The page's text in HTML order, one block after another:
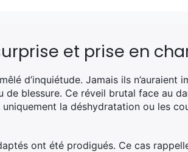
et prise en
d’inquiétude. Jamais ils n’auraient
de blessure. Ce réveil brutal face au
la déshydratation ou les
ont été prodigués. Ce cas